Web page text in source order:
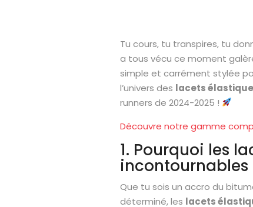
Tu cours, tu transpires, tu
a tous vécu ce moment
simple et carrément stylée
l’univers des lacets
runners de 2024-2025 !
Découvre notre gamme
1. Pourquoi les
incontournables
Que tu sois un accro du
déterminé, les lacets